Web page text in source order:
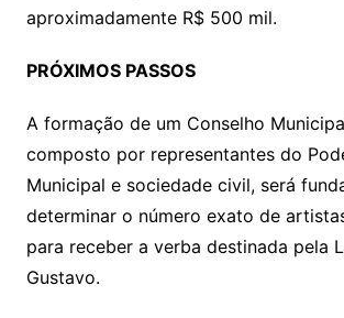
aproximadamente R$ 500 mil.
PRÓXIMOS PASSOS
A formação de um Conselho
composto por representantes do
Municipal e sociedade civil, será
determinar o número exato de
para receber a verba destinada pela
Gustavo.